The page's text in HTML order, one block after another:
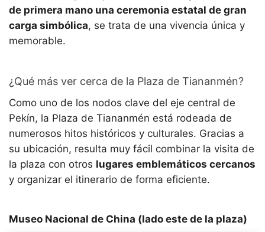
de primera mano una ceremonia estatal de gran
carga simbólica, se trata de una vivencia única y
memorable.
¿Qué más ver cerca de la Plaza de Tiananmén?
Como uno de los nodos clave del eje central de
Pekín, la Plaza de Tiananmén está rodeada de
numerosos hitos históricos y culturales. Gracias a
su ubicación, resulta muy fácil combinar la visita de
la plaza con otros lugares emblemáticos cercanos
y organizar el itinerario de forma eficiente.
Museo Nacional de China (lado este de la plaza)